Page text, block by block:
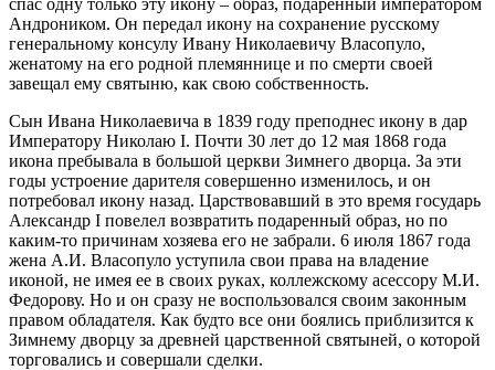
Андроником. Он передал икону на сохранение русскому
генеральному консулу Ивану Николаевичу Власопуло,
женатому на его родной племяннице и по смерти своей
завещал ему святыню, как свою собственность.
Сын Ивана Николаевича в 1839 году преподнес икону в дар
Императору Николаю I. Почти 30 лет до 12 мая 1868 года
икона пребывала в большой церкви Зимнего дворца. За эти
годы устроение дарителя совершенно изменилось, и он
потребовал икону назад. Царствовавший в это время государь
Александр I повелел возвратить подаренный образ, но по
каким-то причинам хозяева его не забрали. 6 июля 1867 года
жена А.И. Власопуло уступила свои права на владение
иконой, не имея ее в своих руках, коллежскому асессору М.И.
Федорову. Но и он сразу не воспользовался своим законным
правом обладателя. Как будто все они боялись приблизится к
Зимнему дворцу за древней царственной святыней, о которой
торговались и совершали сделки.